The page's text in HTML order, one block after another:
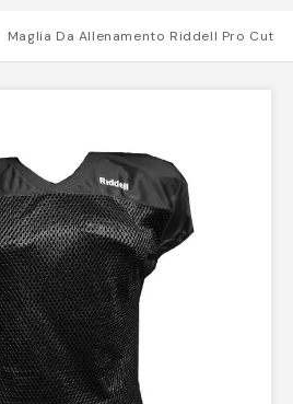
Maglia Da Allenamento Riddell Pro Cut